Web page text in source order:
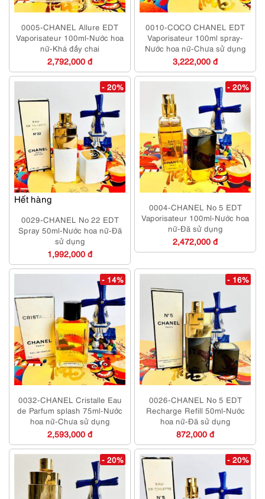
0005-CHANEL Allure EDT
Vaporisateur 100ml-Nước hoa
nữ-Khá đầy chai
2,792,000 đ
0010-COCO CHANEL EDT
Vaporisateur 100ml spray-
Nước hoa nữ-Chưa sử dụng
3,222,000 đ
Hết hàng
- 20%
0029-CHANEL No 22 EDT
Spray 50ml-Nước hoa nữ-Đã
sử dụng
1,992,000 đ
- 20%
0004-CHANEL No 5 EDT
Vaporisateur 100ml-Nước hoa
nữ-Đã sử dụng
2,472,000 đ
- 14%
0032-CHANEL Cristalle Eau
de Parfum splash 75ml-Nước
hoa nữ-Chưa sử dụng
2,593,000 đ
- 16%
0026-CHANEL No 5 EDT
Recharge Refill 50ml-Nước
hoa nữ-Đã sử dụng
872,000 đ
- 20% - 20%